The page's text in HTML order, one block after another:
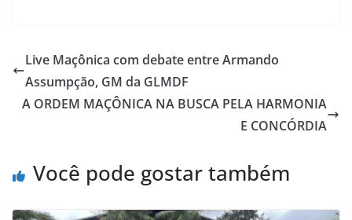
Live Maçônica com debate entre Armando
Assumpção, GM da GLMDF
A ORDEM MAÇÔNICA NA BUSCA PELA HARMONIA
E CONCÓRDIA
Você pode gostar também